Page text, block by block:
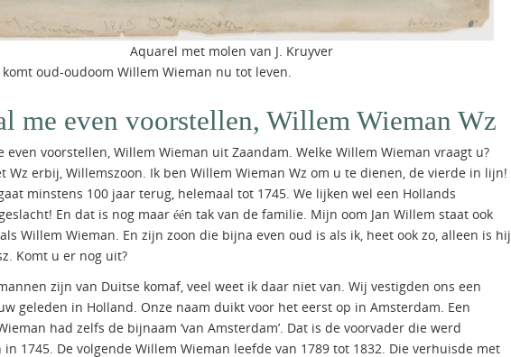
Aquarel met molen van J. Kruyver
komt oud-oudoom Willem Wieman nu tot leven.
me even voorstellen, Willem Wieman Wz
even voorstellen, Willem Wieman uit Zaandam. Welke Willem Wieman vraagt u?
Wz erbij, Willemszoon. Ik ben Willem Wieman Wz om u te dienen, de vierde in lijn!
minstens 100 jaar terug, helemaal tot 1745. We lijken wel een Hollands
En dat is nog maar één tak van de familie. Mijn oom Jan Willem staat ook
Willem Wieman. En zijn zoon die bijna even oud is als ik, heet ook zo, alleen is hij
Komt u er nog uit?
zijn van Duitse komaf, veel weet ik daar niet van. Wij vestigden ons een
geleden in Holland. Onze naam duikt voor het eerst op in Amsterdam. Een
had zelfs de bijnaam ‘van Amsterdam’. Dat is de voorvader die werd
in 1745. De volgende Willem Wieman leefde van 1789 tot 1832. Die verhuisde met